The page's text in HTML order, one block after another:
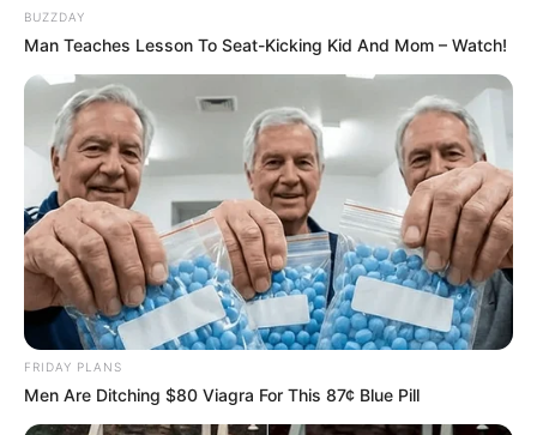
BUZZDAY
Man Teaches Lesson To Seat-Kicking Kid And Mom – Watch!
FRIDAY PLANS
Men Are Ditching $80 Viagra For This 87¢ Blue Pill